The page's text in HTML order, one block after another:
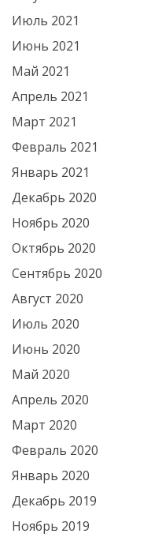
Июль 2021
Июнь 2021
Май 2021
Апрель 2021
Март 2021
Февраль 2021
Январь 2021
Декабрь 2020
Ноябрь 2020
Октябрь 2020
Сентябрь 2020
Август 2020
Июль 2020
Июнь 2020
Май 2020
Апрель 2020
Март 2020
Февраль 2020
Январь 2020
Декабрь 2019
Ноябрь 2019